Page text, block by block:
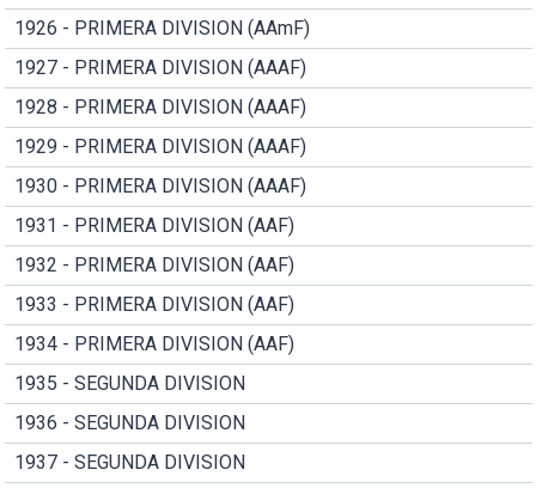
1926 - PRIMERA DIVISION (AAmF)
1927 - PRIMERA DIVISION (AAAF)
1928 - PRIMERA DIVISION (AAAF)
1929 - PRIMERA DIVISION (AAAF)
1930 - PRIMERA DIVISION (AAAF)
1931 - PRIMERA DIVISION (AAF)
1932 - PRIMERA DIVISION (AAF)
1933 - PRIMERA DIVISION (AAF)
1934 - PRIMERA DIVISION (AAF)
1935 - SEGUNDA DIVISION
1936 - SEGUNDA DIVISION
1937 - SEGUNDA DIVISION